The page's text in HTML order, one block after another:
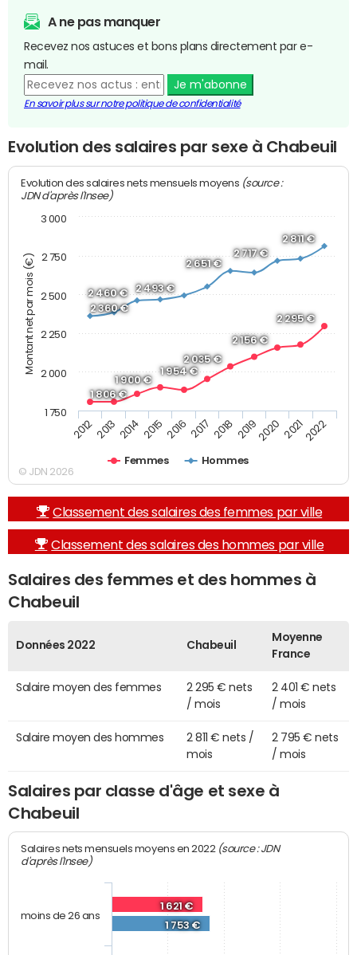
A ne pas manquer
Recevez nos astuces et bons plans directement par e-
mail.
Je m'abonne
En savoir plus sur notre politique de confidentialité
Evolution des salaires par sexe à Chabeuil
Montant net par mois (€)
Evolution des salaires nets mensuels moyens (source :
JDN d'après l'Insee)
1 806 €
1 900 €
1 954 €
2 035 €
2 156 €
2 295 €
2 360 €
2 460 € 2 493 €
2 651 €
2 717 €
2 811 €
Femmes Hommes
2012 2013 2014 2015 2016 2017 2018 20192020 20212022
1 750
2 000
2 250
2 500
2 750
3 000
© JDN 2026
Classement des salaires des femmes par ville
Classement des salaires des hommes par ville
Salaires des femmes et des hommes à
Chabeuil
Données 2022 Chabeuil
Moyenne
France
Salaire moyen des femmes
2 295 € nets
/ mois
2 401 € nets
/ mois
Salaire moyen des hommes
2 811 € nets /
mois
2 795 € nets
/ mois
Salaires par classe d'âge et sexe à
Chabeuil
Salaires nets mensuels moyens en 2022 (source : JDN
d'après l'Insee)
1 621 €
1 753 €
moins de 26 ans